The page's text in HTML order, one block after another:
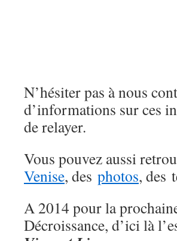
N’hésiter pas à nous
d’informations sur ces
de relayer.
Vous pouvez aussi
Venise, des photos, des
A 2014 pour la
Décroissance, d’ici là